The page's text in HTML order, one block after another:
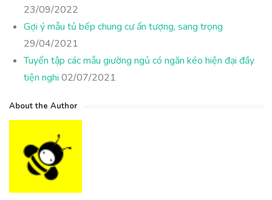
23/09/2022
Gợi ý mẫu tủ bếp chung cư ấn tượng, sang trọng
29/04/2021
Tuyển tập các mẫu giường ngủ có ngăn kéo hiện đại đầy
tiện nghi 02/07/2021
About the Author